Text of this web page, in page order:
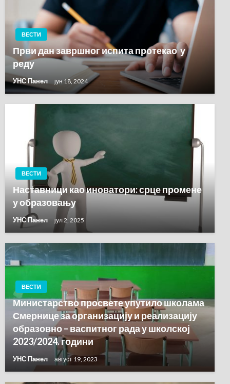
ВЕСТИ
Први дан завршног испита протекао у
реду
УНС Панел јун 18, 2024
ВЕСТИ
Наставници као иноватори: срце промене
у образовању
УНС Панел јул 2, 2025
ВЕСТИ
Министарство просвете упутило школама
Смернице за организацију и реализацију
образовно – васпитног рада у школској
2023/2024. години
УНС Панел август 19, 2023